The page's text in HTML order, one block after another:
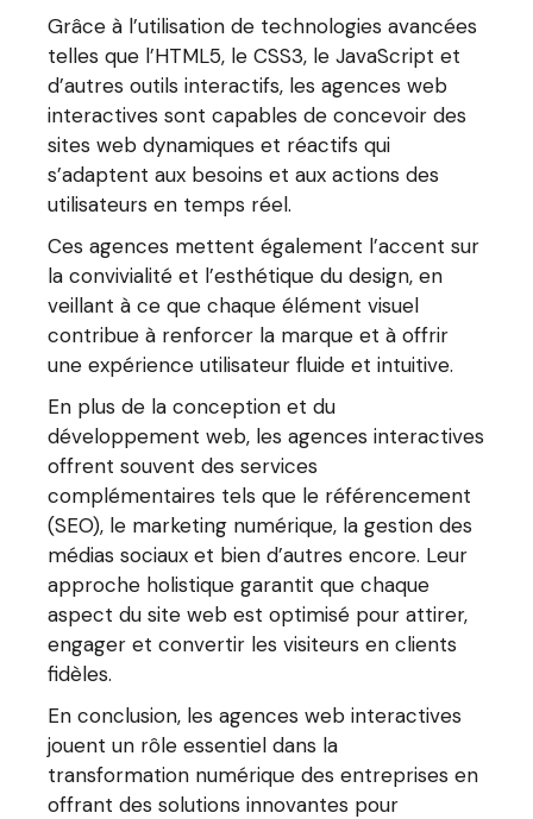
Grâce à l’utilisation de technologies avancées
telles que l’HTML5, le CSS3, le JavaScript et
d’autres outils interactifs, les agences web
interactives sont capables de concevoir des
sites web dynamiques et réactifs qui
s’adaptent aux besoins et aux actions des
utilisateurs en temps réel.
Ces agences mettent également l’accent sur
la convivialité et l’esthétique du design, en
veillant à ce que chaque élément visuel
contribue à renforcer la marque et à offrir
une expérience utilisateur fluide et intuitive.
En plus de la conception et du
développement web, les agences interactives
offrent souvent des services
complémentaires tels que le référencement
(SEO), le marketing numérique, la gestion des
médias sociaux et bien d’autres encore. Leur
approche holistique garantit que chaque
aspect du site web est optimisé pour attirer,
engager et convertir les visiteurs en clients
fidèles.
En conclusion, les agences web interactives
jouent un rôle essentiel dans la
transformation numérique des entreprises en
offrant des solutions innovantes pour